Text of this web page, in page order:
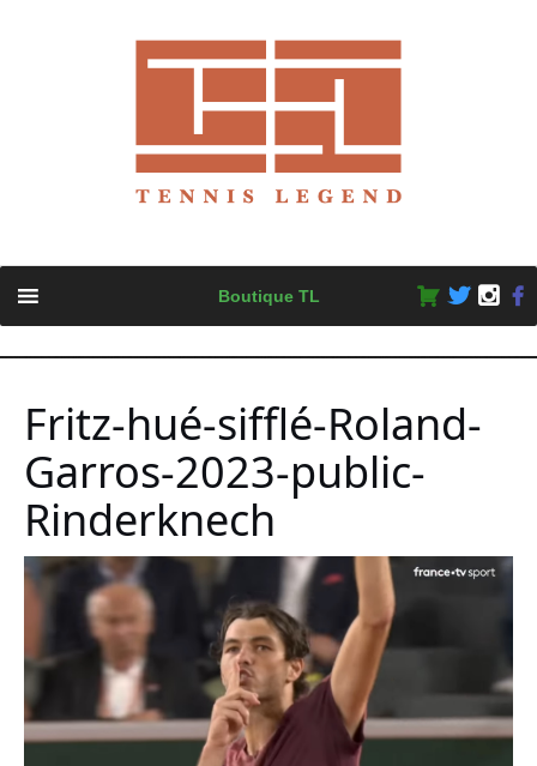
content
Boutique TL
Fritz-hué-sifflé-Roland-
Garros-2023-public-
Rinderknech